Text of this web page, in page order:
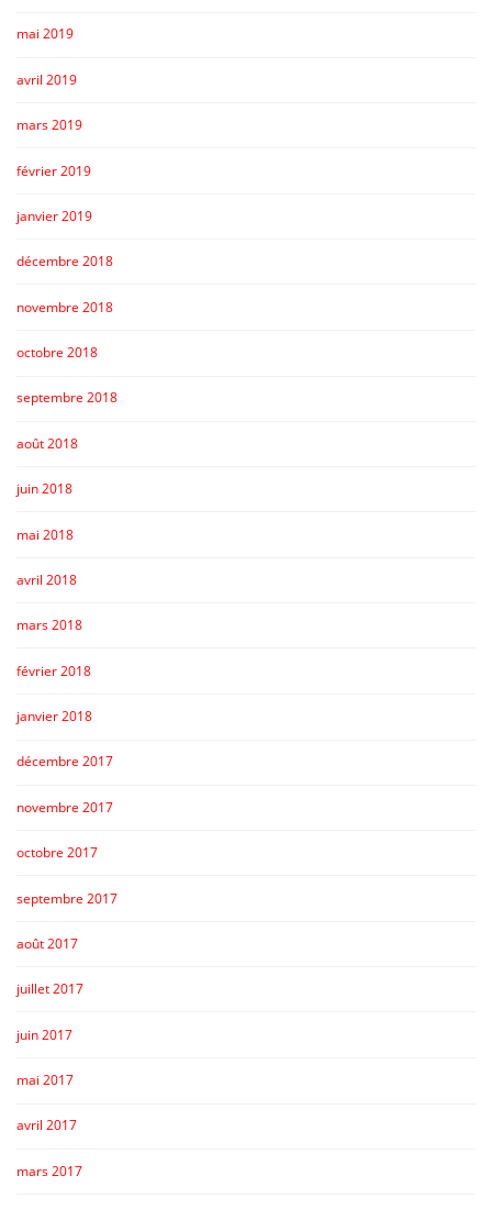
mai 2019
avril 2019
mars 2019
février 2019
janvier 2019
décembre 2018
novembre 2018
octobre 2018
septembre 2018
août 2018
juin 2018
mai 2018
avril 2018
mars 2018
février 2018
janvier 2018
décembre 2017
novembre 2017
octobre 2017
septembre 2017
août 2017
juillet 2017
juin 2017
mai 2017
avril 2017
mars 2017